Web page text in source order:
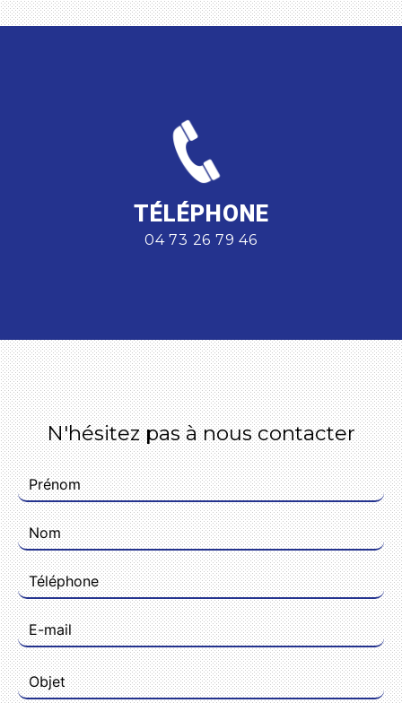
TÉLÉPHONE
04 73 26 79 46
N'hésitez pas à nous contacter